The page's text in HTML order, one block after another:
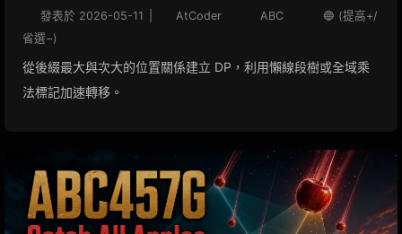
發表於 2026-05-11 AtCoder ABC
🔵 (提高+/
省選−)
從後綴最大與次大的位置關係建立 DP，利用懶線段樹或全域乘
法標記加速轉移。